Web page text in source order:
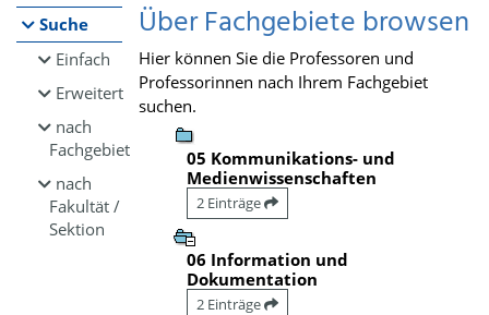
Suche
Einfach
Erweitert
nach
Fachgebiet
nach
Fakultät /
Sektion
Über Fachgebiete browsen
Hier können Sie die Professoren und
Professorinnen nach Ihrem Fachgebiet
suchen.
05 Kommunikations- und
Medienwissenschaften
2 Einträge
06 Information und
Dokumentation
2 Einträge